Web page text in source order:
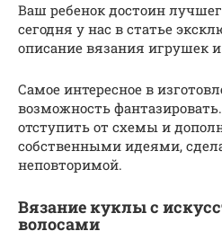
Ваш ребенок достоин
сегодня у нас в статье
описание вязания игрушек
Самое интересное в
возможность
отступить от схемы и
собственными идеями,
неповторимой.
Вязание куклы с
волосами